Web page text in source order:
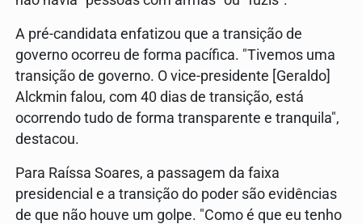
A pré-candidata enfatizou que a transição de
governo ocorreu de forma pacífica. "Tivemos uma
transição de governo. O vice-presidente [Geraldo]
Alckmin falou, com 40 dias de transição, está
ocorrendo tudo de forma transparente e tranquila",
destacou.
Para Raíssa Soares, a passagem da faixa
presidencial e a transição do poder são evidências
de que não houve um golpe. "Como é que eu tenho